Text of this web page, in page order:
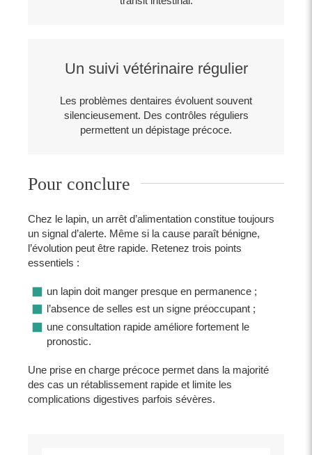
Un suivi vétérinaire régulier
Les problèmes dentaires évoluent souvent
silencieusement. Des contrôles réguliers
permettent un dépistage précoce.
Pour conclure
Chez le lapin, un arrêt d’alimentation constitue toujours
un signal d’alerte. Même si la cause paraît bénigne,
l’évolution peut être rapide. Retenez trois points
essentiels :
un lapin doit manger presque en permanence ;
l’absence de selles est un signe préoccupant ;
une consultation rapide améliore fortement le
pronostic.
Une prise en charge précoce permet dans la majorité
des cas un rétablissement rapide et limite les
complications digestives parfois sévères.